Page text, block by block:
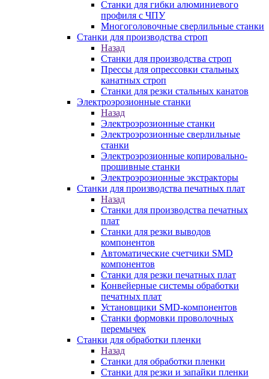
Станки для гибки алюминиевого
профиля с ЧПУ
Многоголовочные сверлильные станки
Станки для производства строп
Назад
Станки для производства строп
Прессы для опрессовки стальных
канатных строп
Станки для резки стальных канатов
Электроэрозионные станки
Назад
Электроэрозионные станки
Электроэрозионные сверлильные
станки
Электроэрозионные копировально-
прошивные станки
Электроэрозионные экстракторы
Станки для производства печатных плат
Назад
Станки для производства печатных
плат
Станки для резки выводов
компонентов
Автоматические счетчики SMD
компонентов
Станки для резки печатных плат
Конвейерные системы обработки
печатных плат
Установщики SMD-компонентов
Станки формовки проволочных
перемычек
Станки для обработки пленки
Назад
Станки для обработки пленки
Станки для резки и запайки пленки